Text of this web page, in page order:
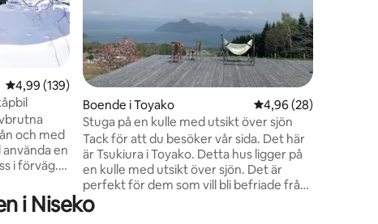
4,99 av 5 i genomsnittligt betyg, 139 omdömen
4,99 (139)
och med
använda en
i förväg.
Snow
små floder
Boende i Toyako 4,96 av 5 i
4,96 (28)
Stuga på en kulle med utsikt över sjön
Tack för att du besöker vår sida. Det här
är Tsukiura i Toyako. Detta hus ligger på
en kulle med utsikt över sjön. Det är
perfekt för dem som vill bli befriade från
vardagens stress i naturen. På morgonen
kan du njuta av solens ljus som
i Niseko